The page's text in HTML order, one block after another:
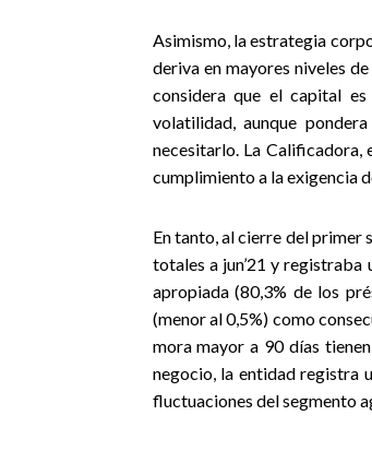
Asimismo, la estrategia
deriva en mayores niveles
considera que el capital
volatilidad, aunque
necesitarlo. La Calificadora,
cumplimiento a la exigencia
En tanto, al cierre del primer
totales a jun’21 y registraba
apropiada (80,3% de los
(menor al 0,5%) como
mora mayor a 90 días
negocio, la entidad registra
fluctuaciones del segmento